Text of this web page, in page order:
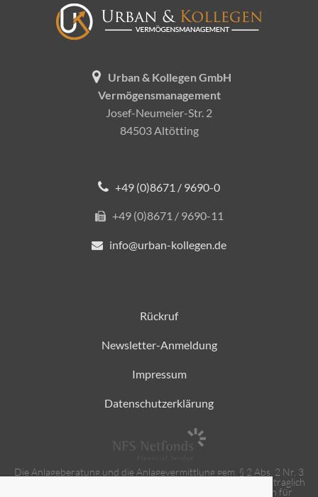
Urban & Kollegen GmbH
Vermögensmanagement
Josef-Neumeier-Str. 2
84503 Altötting
+49 (0)8671 / 9690-0
+49 (0)8671 / 9690-11
info@urban-kollegen.de
Rückruf
Newsletter-Anmeldung
Impressum
Datenschutzerklärung
Die Anlageberatung und die Anlagevermittlung gem. § 2 Abs. 2 Nr. 3
und 4 Wertpapierinstitutsgesetz (WpIG) erbringen wir als vertraglich
gebundener Vermittler gem. § 3 Abs. 2 WpIG ausschließlich für